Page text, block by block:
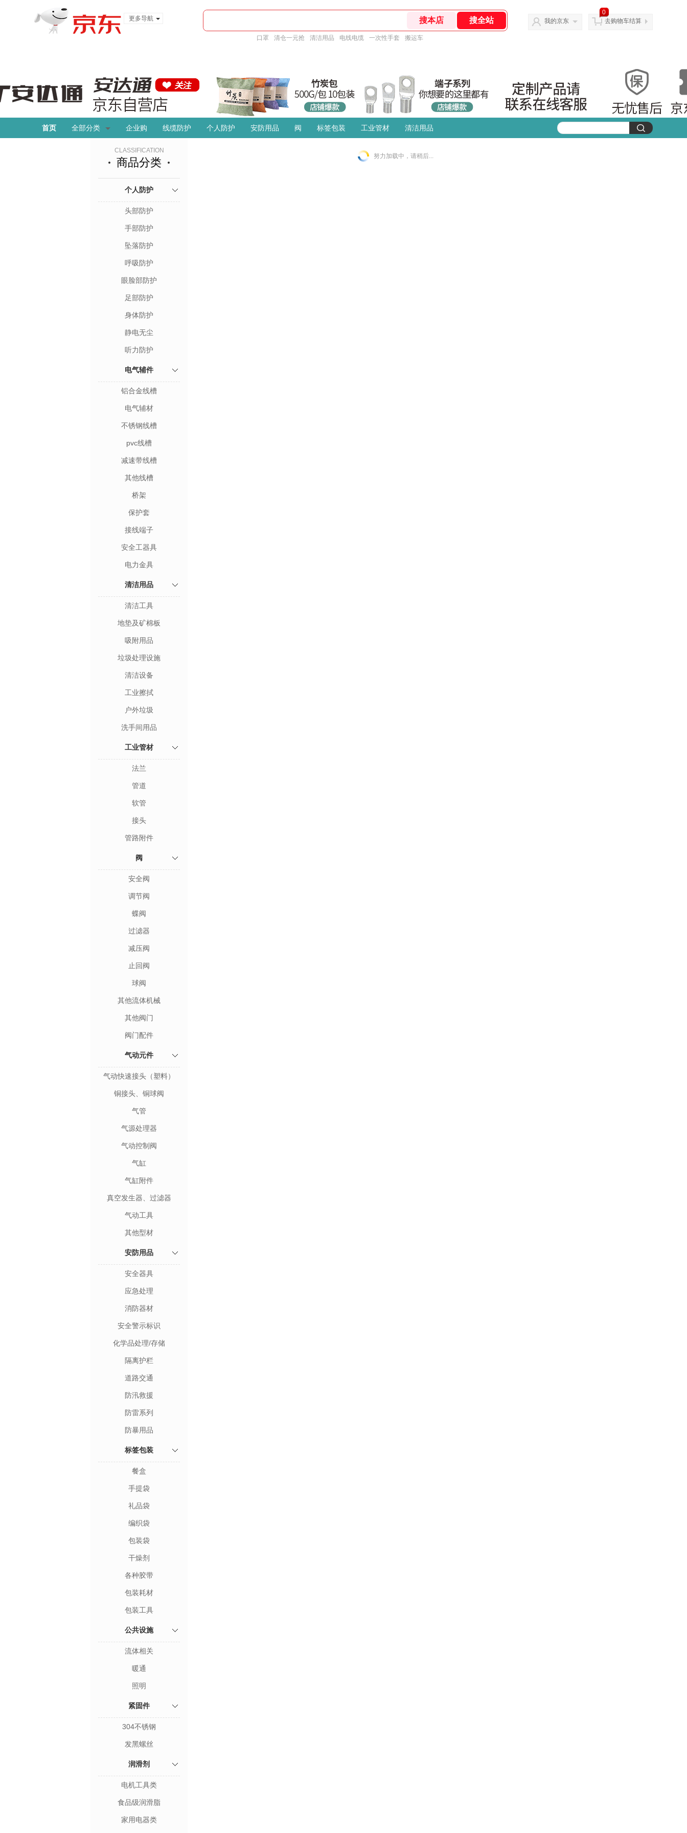
更多导航
口罩 清仓一元抢 清洁用品 电线电缆 一次性手套 搬运车
我的京东
0
去购物车结算
首页 全部分类 企业购 线缆防护 个人防护 安防用品 阀 标签包装 工业管材 清洁用品
CLASSIFICATION
商品分类
个人防护
头部防护
手部防护
坠落防护
呼吸防护
眼脸部防护
足部防护
身体防护
静电无尘
听力防护
电气辅件
铝合金线槽
电气辅材
不锈钢线槽
pvc线槽
减速带线槽
其他线槽
桥架
保护套
接线端子
安全工器具
电力金具
清洁用品
清洁工具
地垫及矿棉板
吸附用品
垃圾处理设施
清洁设备
工业擦拭
户外垃圾
洗手间用品
工业管材
法兰
管道
软管
接头
管路附件
阀
安全阀
调节阀
蝶阀
过滤器
减压阀
止回阀
球阀
其他流体机械
其他阀门
阀门配件
气动元件
气动快速接头（塑料）
铜接头、铜球阀
气管
气源处理器
气动控制阀
气缸
气缸附件
真空发生器、过滤器
气动工具
其他型材
安防用品
安全器具
应急处理
消防器材
安全警示标识
化学品处理/存储
隔离护栏
道路交通
防汛救援
防雷系列
防暴用品
标签包装
餐盒
手提袋
礼品袋
编织袋
包装袋
干燥剂
各种胶带
包装耗材
包装工具
公共设施
流体相关
暖通
照明
紧固件
304不锈钢
发黑螺丝
润滑剂
电机工具类
食品级润滑脂
家用电器类
努力加载中，请稍后...